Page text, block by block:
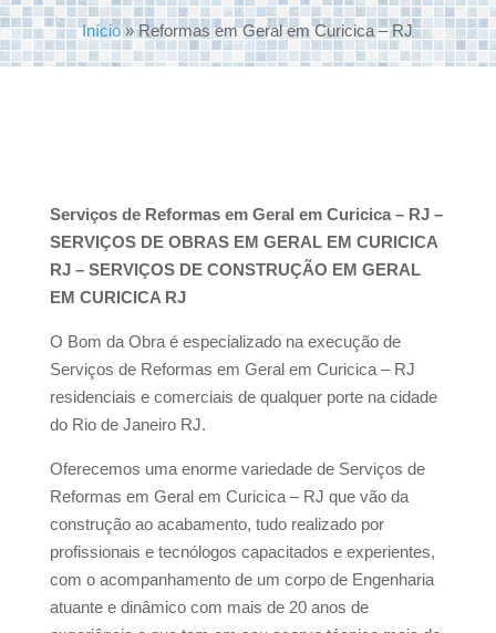
Início»Reformas em Geral em Curicica – RJ
Serviços de Reformas em Geral em Curicica – RJ –
SERVIÇOS DE OBRAS EM GERAL EM CURICICA
RJ – SERVIÇOS DE CONSTRUÇÃO EM GERAL
EM CURICICA RJ
O Bom da Obra é especializado na execução de
Serviços de Reformas em Geral em Curicica – RJ
residenciais e comerciais de qualquer porte na cidade
do Rio de Janeiro RJ.
Oferecemos uma enorme variedade de Serviços de
Reformas em Geral em Curicica – RJ que vão da
construção ao acabamento, tudo realizado por
profissionais e tecnólogos capacitados e experientes,
com o acompanhamento de um corpo de Engenharia
atuante e dinâmico com mais de 20 anos de